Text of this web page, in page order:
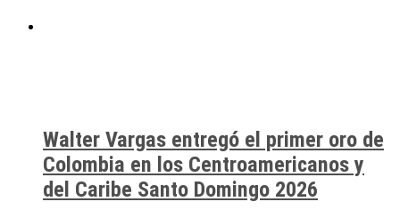
Walter Vargas entregó el primer oro de
Colombia en los Centroamericanos y
del Caribe Santo Domingo 2026